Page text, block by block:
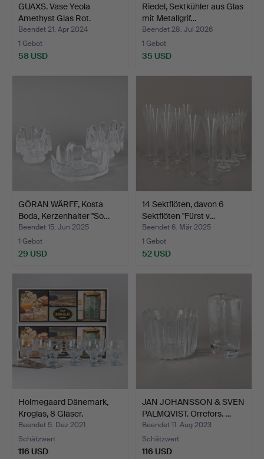
GUAXS. Vase Yeola
Amethyst Glas Rot.
Beendet 21. Apr 2024
1 Gebot
58 USD
Riedel, Sektkühler aus Glas
mit Metallgrif…
Beendet 28. Jul 2026
1 Gebot
35 USD
GÖRAN WÄRFF, Kosta
Boda, Kerzenhalter ''So…
Beendet 15. Jun 2025
1 Gebot
29 USD
14 Sektflöten, davon 6
Sektflöten "Fürst v…
Beendet 6. Mär 2025
1 Gebot
52 USD
Holmegaard Dänemark,
Kroglas, 8 Gläser.
Beendet 5. Dez 2021
Schätzwert
116 USD
JAN JOHANSSON & SVEN
PALMQVIST. Orrefors. …
Beendet 11. Aug 2023
Schätzwert
116 USD